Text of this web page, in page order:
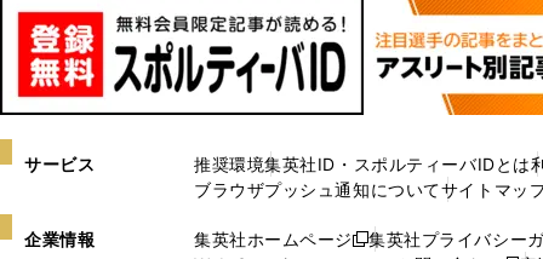
サービス 推奨環境集英社ID・スポルティーバIDとは
ブラウザプッシュ通知についてサイトマッ
企業情報 集英社ホームページ
新
集英社プライバシー